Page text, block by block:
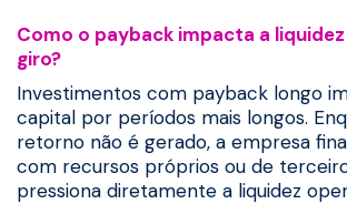
Como o payback impacta a
giro?
Investimentos com payback longo
capital por períodos mais longos.
retorno não é gerado, a empresa
com recursos próprios ou de
pressiona diretamente a liquidez